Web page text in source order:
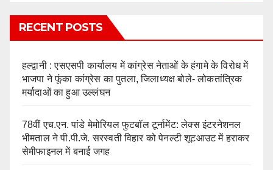
RECENT POSTS
हल्द्वानी : एसएसपी कार्यालय में कांग्रेस नेताओं के हंगामे के विरोध में
भाजपा ने फूंका कांग्रेस का पुतला, जिलाध्यक्ष बोले- लोकतांत्रिक
मर्यादाओं का हुआ उल्लंघन
78वीं एच.एन. पांडे मेमोरियल फुटबॉल टूर्नामेंट: लेक्स इंटरनेशनल
भीमताल ने पी.पी.जे. सरस्वती विहार को पेनल्टी शूटआउट में हराकर
सेमीफाइनल में बनाई जगह